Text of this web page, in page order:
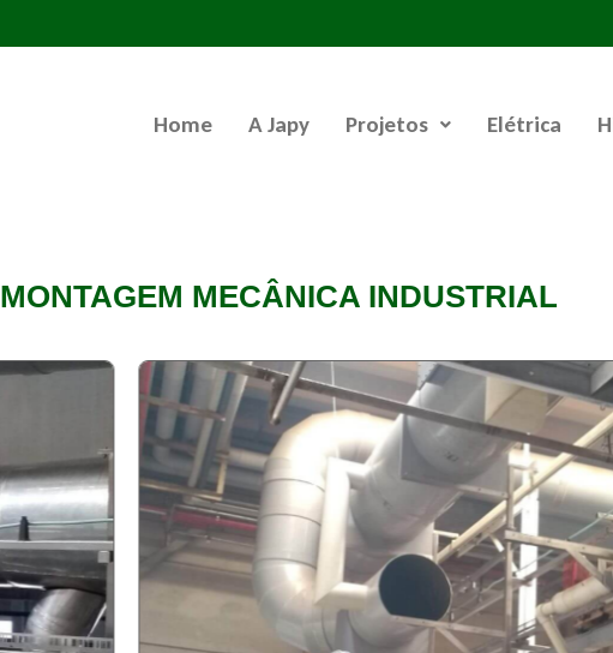
Home A Japy Projetos Elétrica
MONTAGEM MECÂNICA INDUSTRIAL